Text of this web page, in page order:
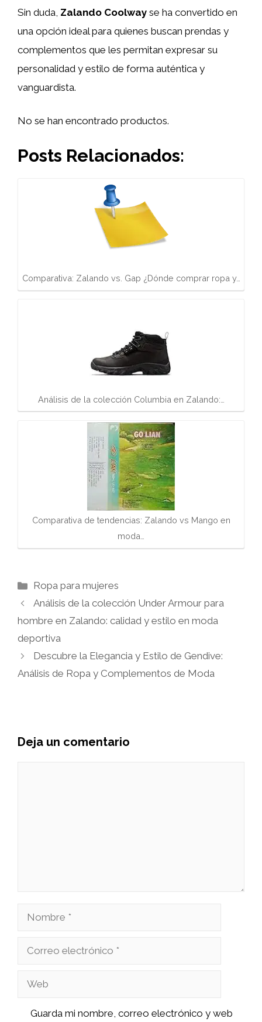
Sin duda, Zalando Coolway se ha convertido en
una opción ideal para quienes buscan prendas y
complementos que les permitan expresar su
personalidad y estilo de forma auténtica y
vanguardista.
No se han encontrado productos.
Posts Relacionados:
Comparativa: Zalando vs. Gap ¿Dónde comprar ropa y…
Análisis de la colección Columbia en Zalando:…
Comparativa de tendencias: Zalando vs Mango en
moda…
Categorías
Ropa para mujeres
Análisis de la colección Under Armour para
hombre en Zalando: calidad y estilo en moda
deportiva
Descubre la Elegancia y Estilo de Gendive:
Análisis de Ropa y Complementos de Moda
Deja un comentario
Nombre
Correo
Web
Guarda mi nombre, correo electrónico y web